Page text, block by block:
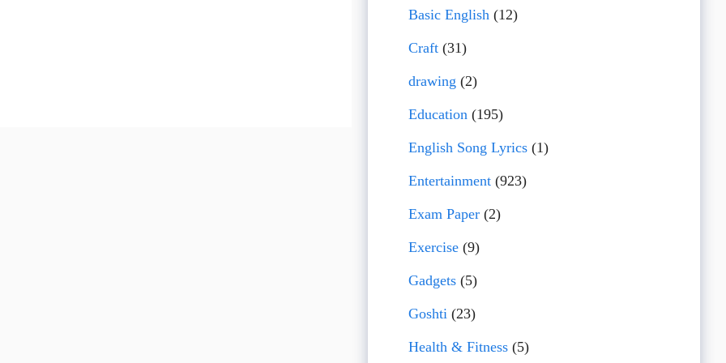
Basic English (12)
Craft (31)
drawing (2)
Education (195)
English Song Lyrics (1)
Entertainment (923)
Exam Paper (2)
Exercise (9)
Gadgets (5)
Goshti (23)
Health & Fitness (5)